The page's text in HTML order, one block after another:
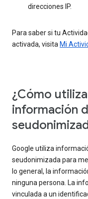
direcciones IP.
Para saber si tu
activada, visita Mi
¿Cómo
información
Google utiliza
seudonimizada para
lo general, la
ninguna persona. La
vinculada a un